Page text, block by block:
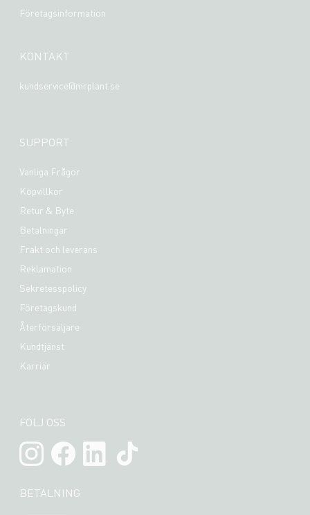
Företagsinformation
KONTAKT
kundservice@mrplant.se
SUPPORT
Vanliga Frågor
Köpvillkor
Retur & Byte
Betalningar
Frakt och leverans
Reklamation
Sekretesspolicy
Företagskund
Återförsäljare
Kundtjänst
Karriär
FÖLJ OSS
BETALNING